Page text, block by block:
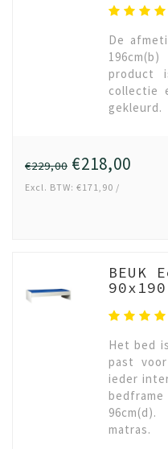
De
product
collectie
gekleurd.
€229,00 €218,00
Excl. BTW: €171,90 /
BEUK
Het bed
past
ieder
matras.